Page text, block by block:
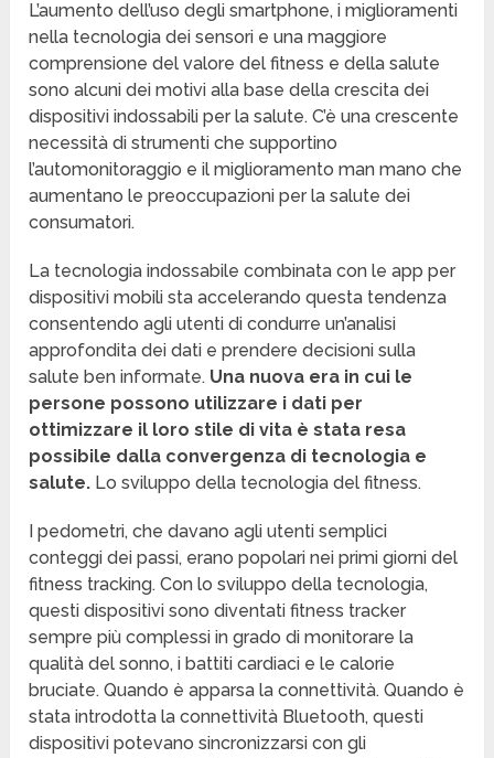
L’aumento dell’uso degli smartphone, i miglioramenti
nella tecnologia dei sensori e una maggiore
comprensione del valore del fitness e della salute
sono alcuni dei motivi alla base della crescita dei
dispositivi indossabili per la salute. C’è una crescente
necessità di strumenti che supportino
l’automonitoraggio e il miglioramento man mano che
aumentano le preoccupazioni per la salute dei
consumatori.
La tecnologia indossabile combinata con le app per
dispositivi mobili sta accelerando questa tendenza
consentendo agli utenti di condurre un’analisi
approfondita dei dati e prendere decisioni sulla
salute ben informate. Una nuova era in cui le
persone possono utilizzare i dati per
ottimizzare il loro stile di vita è stata resa
possibile dalla convergenza di tecnologia e
salute. Lo sviluppo della tecnologia del fitness.
I pedometri, che davano agli utenti semplici
conteggi dei passi, erano popolari nei primi giorni del
fitness tracking. Con lo sviluppo della tecnologia,
questi dispositivi sono diventati fitness tracker
sempre più complessi in grado di monitorare la
qualità del sonno, i battiti cardiaci e le calorie
bruciate. Quando è apparsa la connettività. Quando è
stata introdotta la connettività Bluetooth, questi
dispositivi potevano sincronizzarsi con gli